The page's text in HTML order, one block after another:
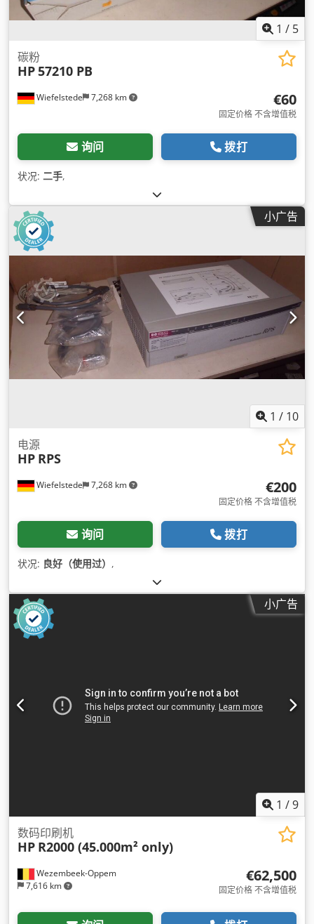
1 / 5
Wiefelstede 7,268 km
碳粉
HP57210 PB
€60
固定价格 不含增值税
询问 拨打
状况: 二手,
小广告
1 / 10
Wiefelstede 7,268 km
电源
HP RPS
€200
固定价格 不含增值税
询问 拨打
状况: 良好（使用过） ,
小广告
1 /9
Wezembeek-Oppem
7,616 km
数码印刷机
HP R2000 (45.000m² only)
€62,500
固定价格 不含增值税